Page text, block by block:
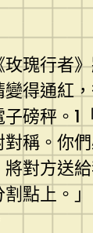
行者》
得通紅
磅秤。1
稱。你
對方送
點上。